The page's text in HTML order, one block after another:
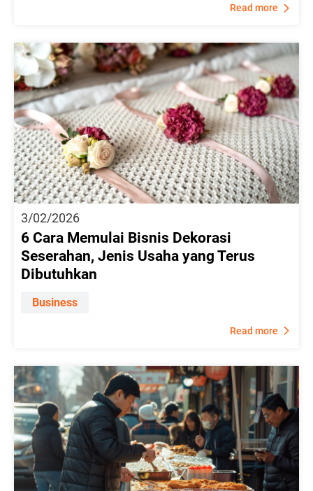
Read more
3/02/2026
6 Cara Memulai Bisnis Dekorasi
Seserahan, Jenis Usaha yang Terus
Dibutuhkan
Business
Read more